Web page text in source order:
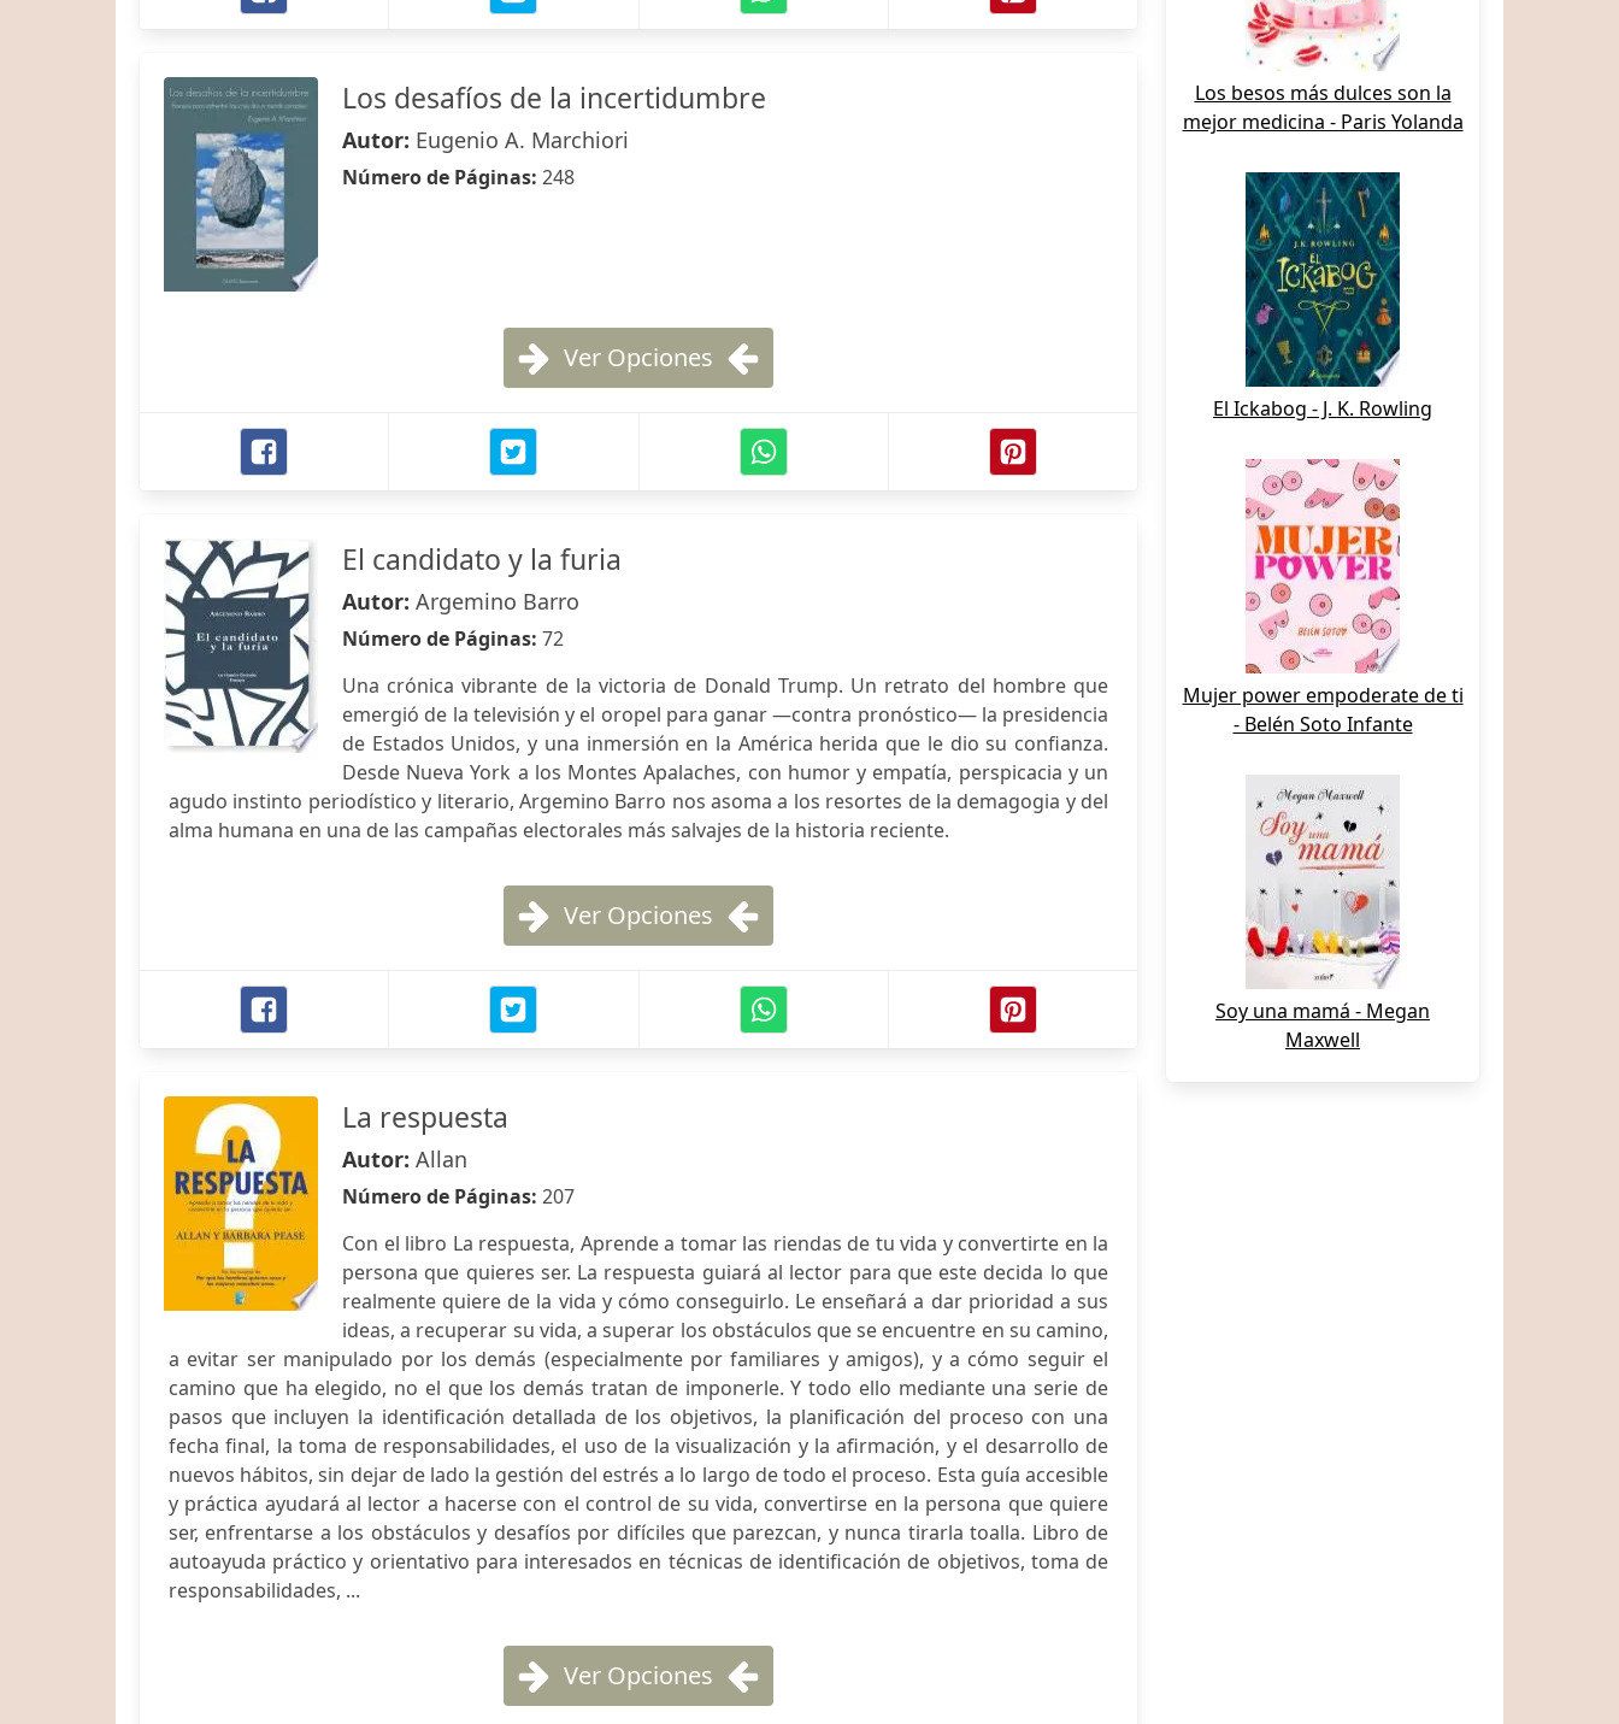
Los desafíos de la incertidumbre
Autor: Eugenio A. Marchiori
Número de Páginas: 248
Ver Opciones
El candidato y la furia
Autor: Argemino Barro
Número de Páginas: 72
Una crónica vibrante de la victoria de Donald Trump. Un retrato del hombre que
emergió de la televisión y el oropel para ganar —contra pronóstico— la presidencia
de Estados Unidos, y una inmersión en la América herida que le dio su confianza.
Desde Nueva York a los Montes Apalaches, con humor y empatía, perspicacia y un
agudo instinto periodístico y literario, Argemino Barro nos asoma a los resortes de la demagogia y del
alma humana en una de las campañas electorales más salvajes de la historia reciente.
Ver Opciones
La respuesta
Autor: Allan
Número de Páginas: 207
Con el libro La respuesta, Aprende a tomar las riendas de tu vida y convertirte en la
persona que quieres ser. La respuesta guiará al lector para que este decida lo que
realmente quiere de la vida y cómo conseguirlo. Le enseñará a dar prioridad a sus
ideas, a recuperar su vida, a superar los obstáculos que se encuentre en su camino,
a evitar ser manipulado por los demás (especialmente por familiares y amigos), y a cómo seguir el
camino que ha elegido, no el que los demás tratan de imponerle. Y todo ello mediante una serie de
pasos que incluyen la identificación detallada de los objetivos, la planificación del proceso con una
fecha final, la toma de responsabilidades, el uso de la visualización y la afirmación, y el desarrollo de
nuevos hábitos, sin dejar de lado la gestión del estrés a lo largo de todo el proceso. Esta guía accesible
y práctica ayudará al lector a hacerse con el control de su vida, convertirse en la persona que quiere
ser, enfrentarse a los obstáculos y desafíos por difíciles que parezcan, y nunca tirarla toalla. Libro de
autoayuda práctico y orientativo para interesados en técnicas de identificación de objetivos, toma de
responsabilidades, ...
Ver Opciones
Los besos más dulces son la
mejor medicina - Paris Yolanda
El Ickabog - J. K. Rowling
Mujer power empoderate de ti
- Belén Soto Infante
Soy una mamá - Megan
Maxwell